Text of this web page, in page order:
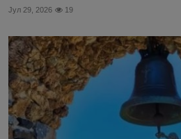
Јул 29, 2026 19